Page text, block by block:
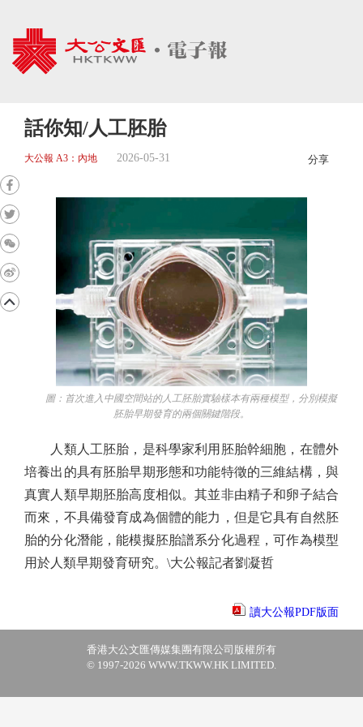
話你知/人工胚胎
大公報 A3：內地 2026-05-31 分享
圖：首次進入中國空間站的人工胚胎實驗樣本有兩種模型，分別模擬
胚胎早期發育的兩個關鍵階段。
人類人工胚胎，是科學家利用胚胎幹細胞，在體外
培養出的具有胚胎早期形態和功能特徵的三維結構，與
真實人類早期胚胎高度相似。其並非由精子和卵子結合
而來，不具備發育成為個體的能力，但是它具有自然胚
胎的分化潛能，能模擬胚胎譜系分化過程，可作為模型
用於人類早期發育研究。\大公報記者劉凝哲
讀大公報PDF版面
香港大公文匯傳媒集團有限公司版權所有
© 1997-2026 WWW.TKWW.HK LIMITED.